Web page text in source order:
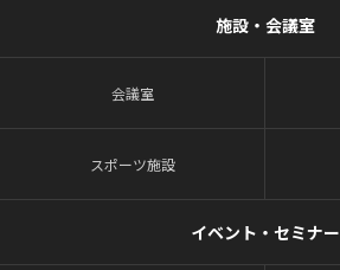
施設・会議室
会議室
スポーツ施設
イベント・セミナー